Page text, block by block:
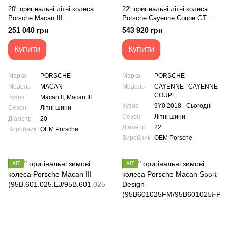
20" оригінальні літні колеса
Porsche Macan III
(95B.601.025.EJ/95B.601.025.E
251 040 грн
Купити
Марка
PORSCHE
Модель
MACAN
Кузов
Macan II, Macan III
Сезон
Літні шини
Діаметр
20
Виробник OEM Porsche
22" оригінальні літні колеса
Porsche Cayenne Coupe GT
9Y0
(9Y3601025AN/9Y3601025AP)
543 920 грн
Купити
Марка
PORSCHE
Модель
CAYENNE | CAYENNE
COUPE
Кузов
9Y0 2018 - Сьогодні
Сезон
Літні шини
Діаметр
22
Виробник OEM Porsche
ХІТ ХІТ